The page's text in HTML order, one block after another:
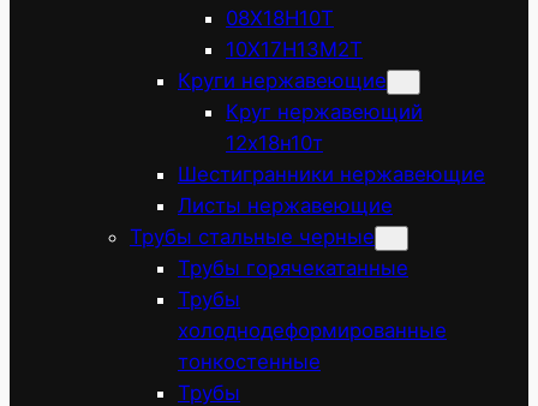
08Х18Н10Т
10Х17Н13М2Т
Круги нержавеющие
Круг нержавеющий
12х18н10т
Шестигранники нержавеющие
Листы нержавеющие
Трубы стальные черные
Трубы горячекатанные
Трубы
холоднодеформированные
тонкостенные
Трубы